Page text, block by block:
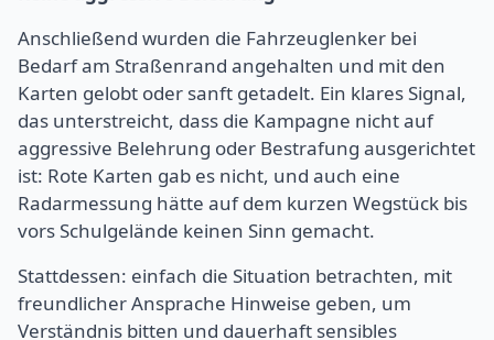
Anschließend wurden die Fahrzeuglenker bei
Bedarf am Straßenrand angehalten und mit den
Karten gelobt oder sanft getadelt. Ein klares Signal,
das unterstreicht, dass die Kampagne nicht auf
aggressive Belehrung oder Bestrafung ausgerichtet
ist: Rote Karten gab es nicht, und auch eine
Radarmessung hätte auf dem kurzen Wegstück bis
vors Schulgelände keinen Sinn gemacht.
Stattdessen: einfach die Situation betrachten, mit
freundlicher Ansprache Hinweise geben, um
Verständnis bitten und dauerhaft sensibles